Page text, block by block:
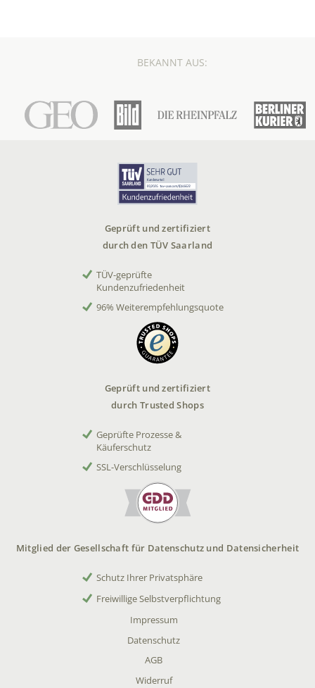
BEKANNT AUS:
Geprüft und zertifiziert
durch den TÜV Saarland
TÜV-geprüfte
Kundenzufriedenheit
96% Weiterempfehlungsquote
Geprüft und zertifiziert
durch Trusted Shops
Geprüfte Prozesse &
Käuferschutz
SSL-Verschlüsselung
Mitglied der Gesellschaft für Datenschutz und Datensicherheit
Schutz Ihrer Privatsphäre
Freiwillige Selbstverpflichtung
Impressum
Datenschutz
AGB
Widerruf